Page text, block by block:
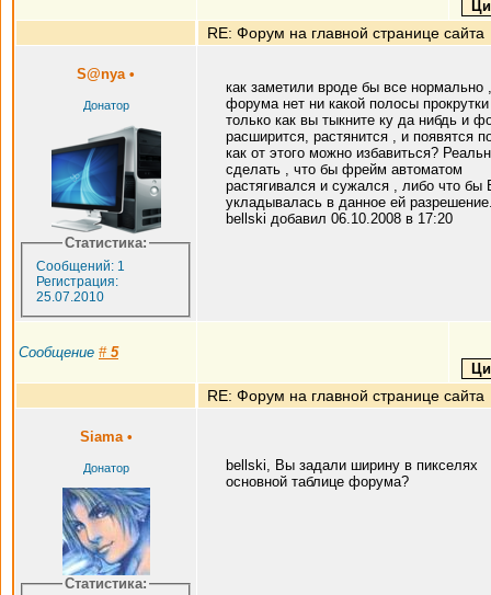
RE: Форум на главной странице сайта
S@nya •
Донатор
Статистика:
Сообщений: 1
Регистрация:
25.07.2010
как заметили вроде бы все нормально
форума нет ни какой полосы
только как вы тыкните ку да нибдь и
расширится, растянится , и появятся
как от этого можно избавиться?
сделать , что бы фрейм автоматом
растягивался и сужался , либо что бы
укладывалась в данное ей
bellski добавил 06.10.2008 в 17:20
Сообщение # 5
RE: Форум на главной странице сайта
Siama •
Донатор
Статистика:
bellski, Вы задали ширину в пикселях
основной таблице форума?